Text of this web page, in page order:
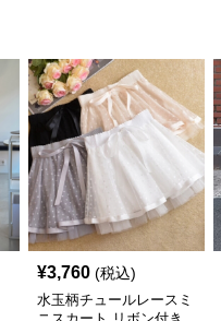
¥3,760 (税込)
水玉柄チュールレースミ